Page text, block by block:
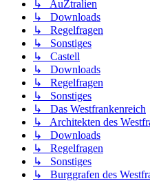
↳ AuZtralien
↳ Downloads
↳ Regelfragen
↳ Sonstiges
↳ Castell
↳ Downloads
↳ Regelfragen
↳ Sonstiges
↳ Das Westfrankenreich
↳ Architekten des
↳ Downloads
↳ Regelfragen
↳ Sonstiges
↳ Burggrafen des